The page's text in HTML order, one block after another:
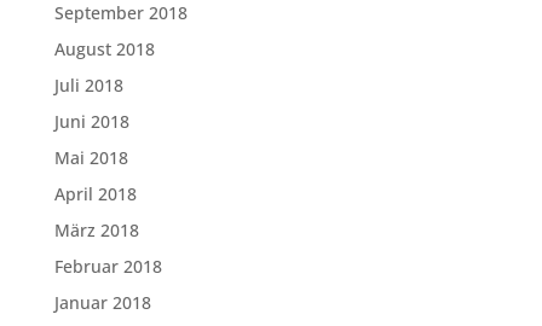
September 2018
August 2018
Juli 2018
Juni 2018
Mai 2018
April 2018
März 2018
Februar 2018
Januar 2018